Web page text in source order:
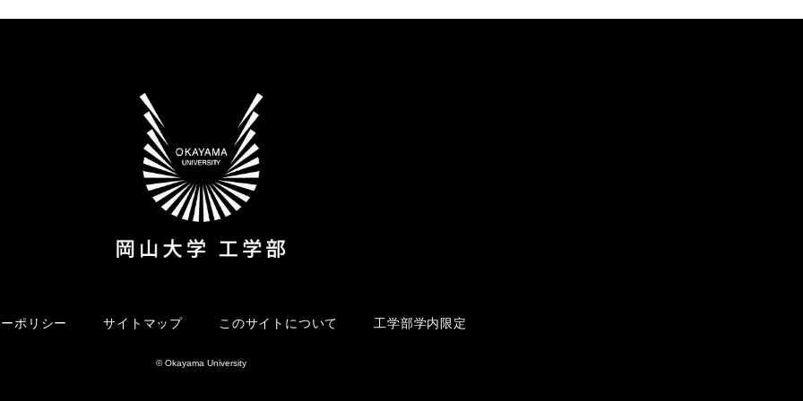
ポリシー サイトマップ このサイトについて 工学部学内限定
© Okayama University